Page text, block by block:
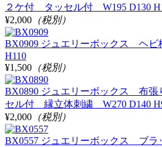
２ケ付 タッセル付 W195 D130
¥2,000 （税別）
BX0909 ジュエリーボックス ヘ
H110
¥1,500 （税別）
BX0890 ジュエリーボックス 布
セル付 縁立体刺繍 W270 D140
¥2,000 （税別）
BX0557 ジュエリーボックス ブ